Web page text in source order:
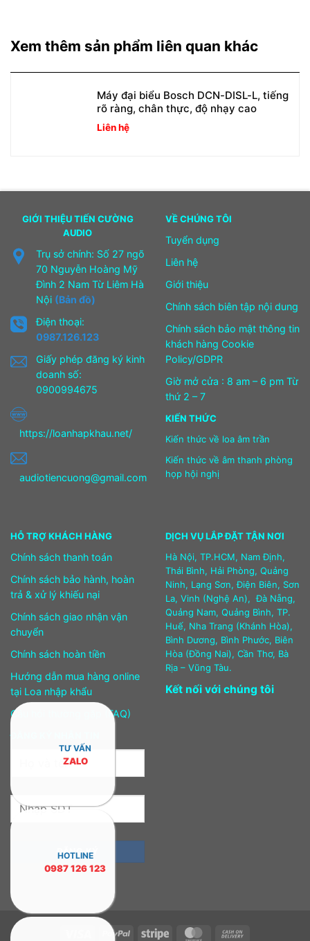
Xem thêm sản phẩm liên quan khác
Máy đại biểu Bosch DCN-DISL-L, tiếng
rõ ràng, chân thực, độ nhạy cao
Liên hệ
GIỚI THIỆU TIẾN CƯỜNG
AUDIO
Trụ sở chính: Số 27 ngõ
70 Nguyễn Hoàng Mỹ
Đình 2 Nam Từ Liêm Hà
Nội (Bản đồ)
Điện thoại:
0987.126.123
Giấy phép đăng ký kinh
doanh số:
0900994675
https://loanhapkhau.net/
audiotiencuong@gmail.com
VỀ CHÚNG TÔI
Tuyển dụng
Liên hệ
Giới thiệu
Chính sách biên tập nội dung
Chính sách bảo mật thông tin
khách hàng Cookie
Policy/GDPR
Giờ mở cửa : 8 am – 6 pm Từ
thứ 2 – 7
KIẾN THỨC
Kiến thức về loa âm trần
Kiến thức về âm thanh phòng
họp hội nghị
HỖ TRỢ KHÁCH HÀNG
Chính sách thanh toán
Chính sách bảo hành, hoàn
trả & xử lý khiếu nại
Chính sách giao nhận vận
chuyển
Chính sách hoàn tiền
Hướng dẫn mua hàng online
tại Loa nhập khẩu
Câu hỏi thường gặp (FAQ)
DỊCH VỤ LẮP ĐẶT TẬN NƠI
Hà Nội, TP.HCM, Nam Định,
Thái Bình, Hải Phòng, Quảng
Ninh, Lạng Sơn, Điện Biên, Sơn
La, Vinh (Nghệ An), Đà Nẵng,
Quảng Nam, Quảng Bình, TP.
Huế, Nha Trang (Khánh Hòa),
Bình Dương, Bình Phước, Biên
Hòa (Đồng Nai), Cần Thơ, Bà
Rịa – Vũng Tàu.
Kết nối với chúng tôi
PayPal Stripe MasterCard
TƯ VẤN
ZALO
HOTLINE
0987 126 123